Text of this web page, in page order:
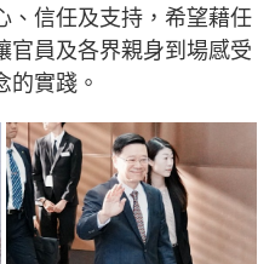
、信任及支持，希望藉任
官員及各界親身到場感受
的實踐。